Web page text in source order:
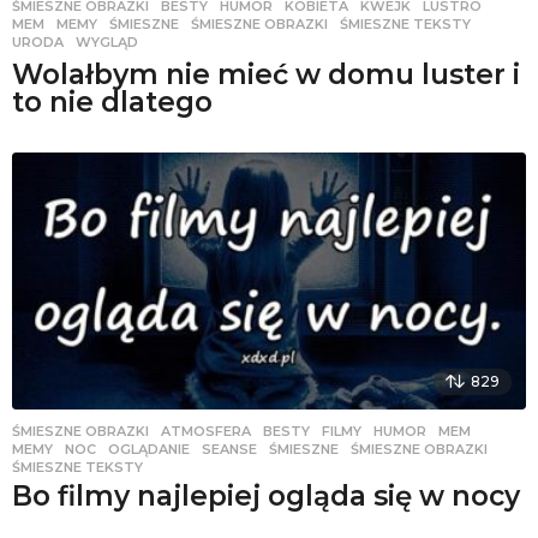
ŚMIESZNE OBRAZKI BESTY ,HUMOR ,KOBIETA ,KWEJK ,LUSTRO
MEM
,MEMY ,ŚMIESZNE ,ŚMIESZNE OBRAZKI ,ŚMIESZNE TEKSTY
URODA
,WYGLĄD
Wolałbym nie mieć w domu luster i
to nie dlatego
829
ŚMIESZNE OBRAZKI ATMOSFERA ,BESTY ,FILMY ,HUMOR ,MEM
MEMY
,NOC ,OGLĄDANIE ,SEANSE ,ŚMIESZNE ,ŚMIESZNE OBRAZKI
ŚMIESZNE TEKSTY
Bo filmy najlepiej ogląda się w nocy